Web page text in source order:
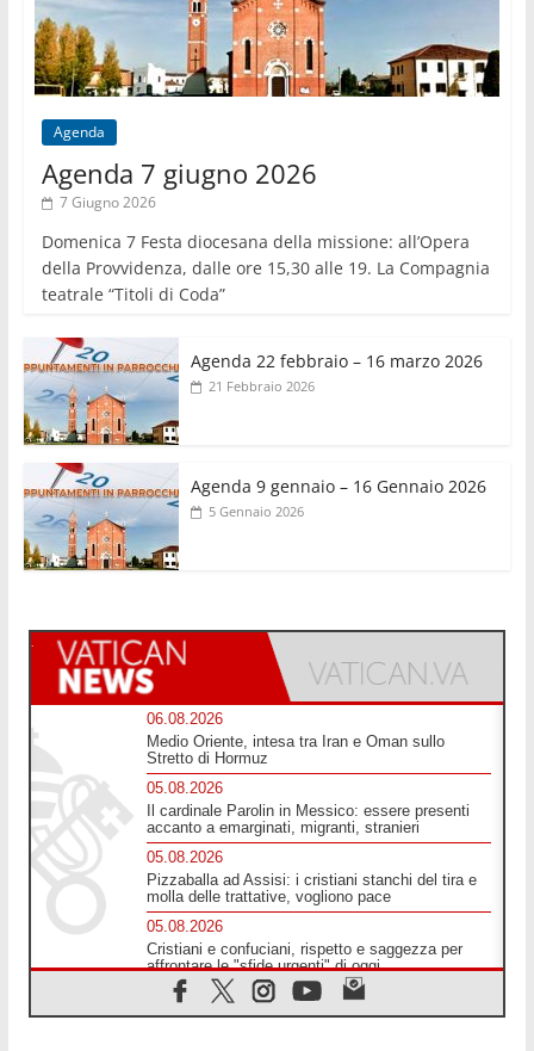
Agenda
Agenda 7 giugno 2026
7 Giugno 2026
Domenica 7 Festa diocesana della missione: all’Opera
della Provvidenza, dalle ore 15,30 alle 19. La Compagnia
teatrale “Titoli di Coda”
Agenda 22 febbraio – 16 marzo 2026
21 Febbraio 2026
Agenda 9 gennaio – 16 Gennaio 2026
5 Gennaio 2026
06.08.2026
Medio Oriente, intesa tra Iran e Oman sullo
Stretto di Hormuz
05.08.2026
Il cardinale Parolin in Messico: essere presenti
accanto a emarginati, migranti, stranieri
05.08.2026
Pizzaballa ad Assisi: i cristiani stanchi del tira e
molla delle trattative, vogliono pace
05.08.2026
Cristiani e confuciani, rispetto e saggezza per
affrontare le "sfide urgenti" di oggi
05.08.2026
Santa Maria Maggiore, Makrickas: la grazia di